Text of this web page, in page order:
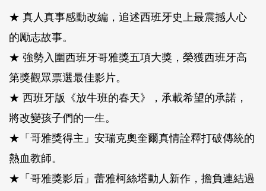
★ 真人真事感動改編，追述西班牙史上最震撼人心
的勵志故事。
★ 強勢入圍西班牙哥雅獎五項大獎，榮獲西班牙高
第獎觀眾票選最佳影片。
★ 西班牙版《放牛班的春天》，承載希望的承諾，
將改變孩子們的一生。
★「哥雅獎得主」安瑞克奧奎爾真情詮釋打破傳統的
熱血教師。
★「哥雅獎影后」蕾雅柯絲塔動人新作，擔負連結過